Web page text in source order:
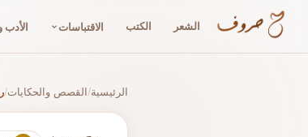
الشعر الكتب الاقتباسات الأدب
الرئيسية/القصص والحكايات/